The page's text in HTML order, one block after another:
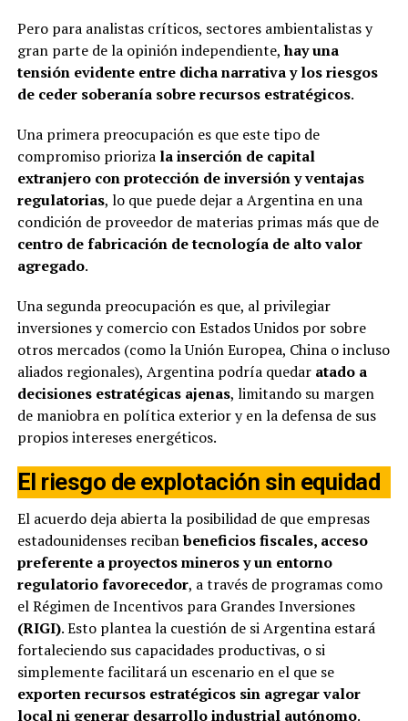
Pero para analistas críticos, sectores ambientalistas y
gran parte de la opinión independiente,hay una
tensión evidente entre dicha narrativa y los riesgos
de ceder soberanía sobre recursos estratégicos.
Una primera preocupación es que este tipo de
compromiso prioriza la inserción de capital
extranjero con protección de inversión y ventajas
regulatorias, lo que puede dejar a Argentina en una
condición de proveedor de materias primas más que de
centro de fabricación de tecnología de alto valor
agregado.
Una segunda preocupación es que, al privilegiar
inversiones y comercio con Estados Unidos por sobre
otros mercados (como la Unión Europea, China o incluso
aliados regionales), Argentina podría quedar atado a
decisiones estratégicas ajenas, limitando su margen
de maniobra en política exterior y en la defensa de sus
propios intereses energéticos.
El riesgo de explotación sin equidad
El acuerdo deja abierta la posibilidad de que empresas
estadounidenses recibanbeneficios fiscales, acceso
preferente a proyectos mineros y un entorno
regulatorio favorecedor, a través de programas como
el Régimen de Incentivos para Grandes Inversiones
(RIGI). Esto plantea la cuestión de si Argentina estará
fortaleciendo sus capacidades productivas, o si
simplemente facilitará un escenario en el que se
exporten recursos estratégicos sin agregar valor
local ni generar desarrollo industrial autónomo.